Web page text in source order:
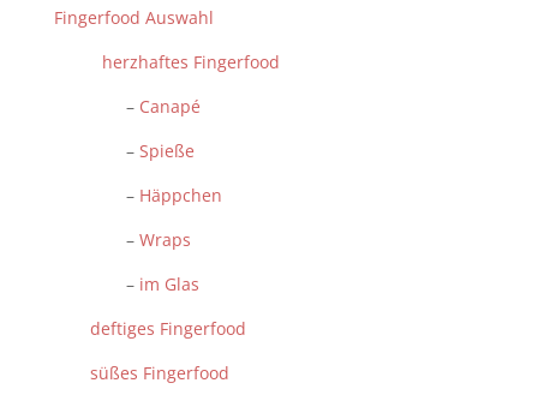
Fingerfood Auswahl
herzhaftes Fingerfood
– Canapé
– Spieße
– Häppchen
– Wraps
– im Glas
deftiges Fingerfood
süßes Fingerfood